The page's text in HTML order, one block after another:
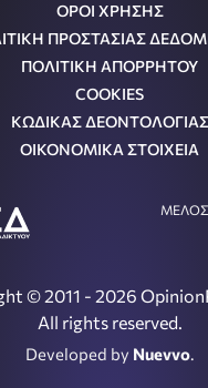
ΟΡΟΙ ΧΡΗΣΗΣ
ΠΡΟΣΤΑΣΙΑΣ
ΠΟΛΙΤΙΚΗ ΑΠΟΡΡΗΤΟΥ
COOKIES
ΚΩΔΙΚΑΣ ΔΕΟΝΤΟΛΟΓΙΑΣ
ΟΙΚΟΝΟΜΙΚΑ ΣΤΟΙΧΕΙΑ
© 2011 - 2026
All rights reserved.
Developed by Nuevvo.
ΜΕΛΟΣ